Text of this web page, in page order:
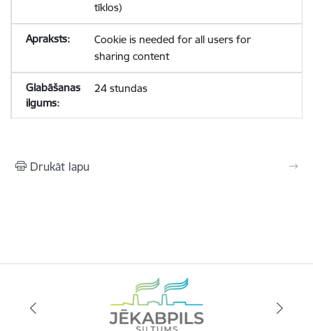
tīklos)
Cookie is needed for all users for
sharing content
24 stundas
Drukāt lapu